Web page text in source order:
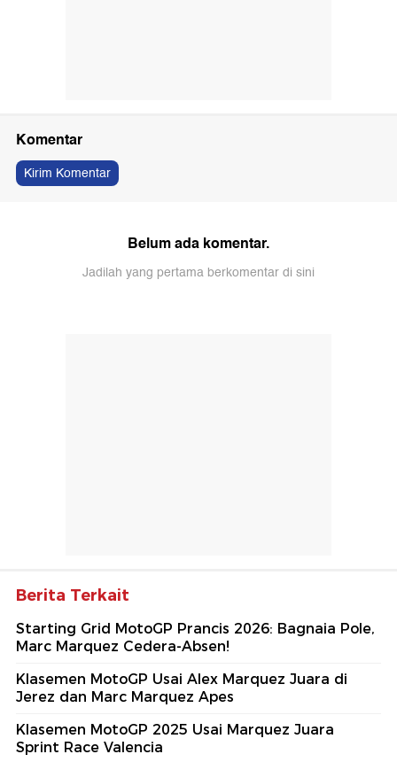
Komentar
Kirim Komentar
Belum ada komentar.
Jadilah yang pertama berkomentar di sini
Berita Terkait
Starting Grid MotoGP Prancis 2026: Bagnaia Pole,
Marc Marquez Cedera-Absen!
Klasemen MotoGP Usai Alex Marquez Juara di
Jerez dan Marc Marquez Apes
Klasemen MotoGP 2025 Usai Marquez Juara
Sprint Race Valencia